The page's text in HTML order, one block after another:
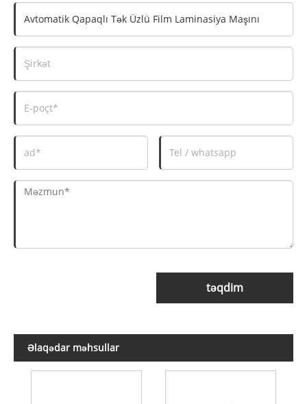
təqdim
Əlaqədar məhsullar